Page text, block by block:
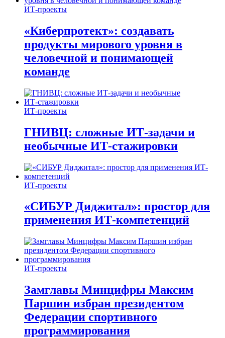
ИТ-проекты
«Киберпротект»: создавать
продукты мирового уровня в
человечной и понимающей
команде
ИТ-проекты
ГНИВЦ: сложные ИТ‑задачи и
необычные ИТ‑стажировки
ИТ-проекты
«СИБУР Диджитал»: простор для
применения ИТ-компетенций
ИТ-проекты
Замглавы Минцифры Максим
Паршин избран президентом
Федерации спортивного
программирования